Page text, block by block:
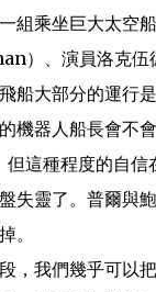
組乘坐巨大太空
）、演員洛克
船大部分的運
機器人船長會不
這種程度的自
失靈了。普爾與
。
，我們幾乎可以